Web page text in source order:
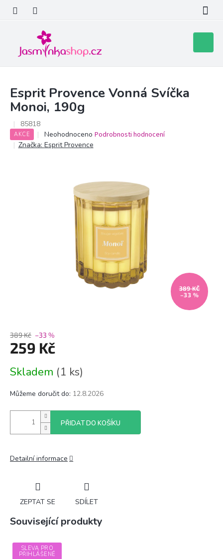
obsah
košík
Esprit Provence Vonná Svíčka
Monoi, 190g
85818
AKCE
Průměrné
hodnocení
hvězdiček.
Neohodnoceno Podrobnosti hodnocení
Značka: Esprit Provence
389 KČ
–33 %
389 Kč –33 %
259 Kč
cena:
Skladem (1 ks)
Můžeme doručit do: 12.8.2026
PŘIDAT DO KOŠÍKU
Detailní informace
ZEPTAT SE SDÍLET
Související produkty
SLEVA PRO
PŘIHLÁŠENÉ